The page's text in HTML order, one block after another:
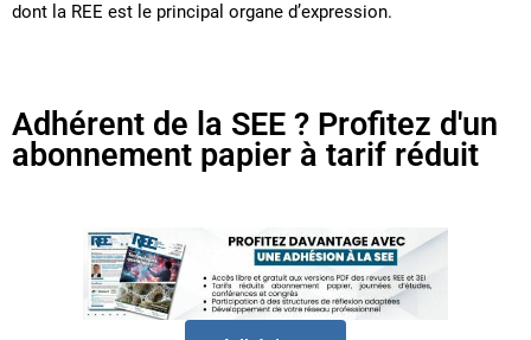
dont la REE est le principal organe d’expression.
Adhérent de la SEE ? Profitez d'un
abonnement papier à tarif réduit